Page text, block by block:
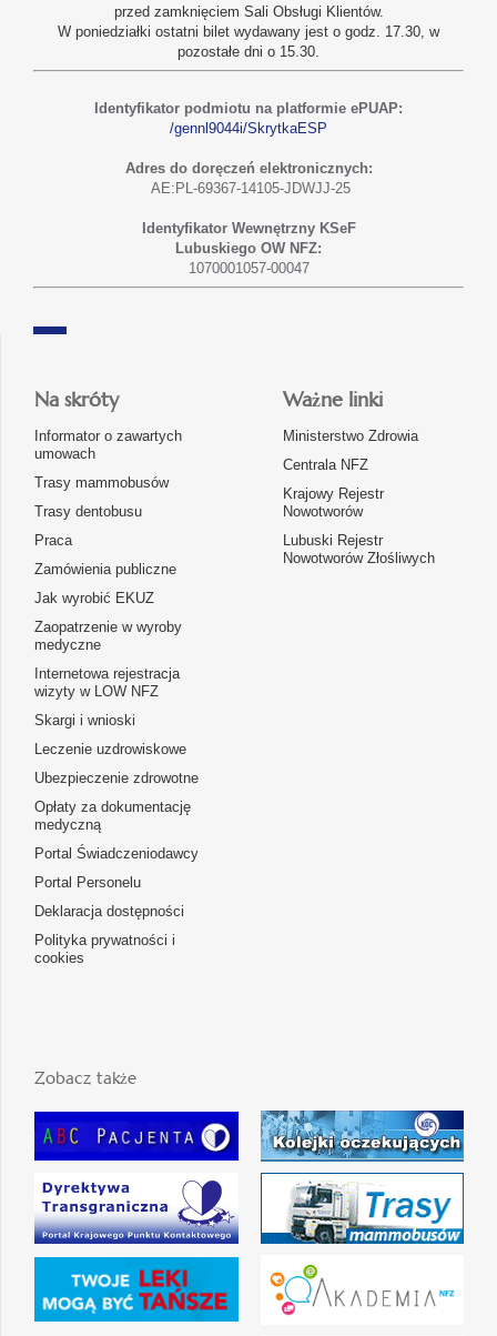
przed zamknięciem Sali Obsługi Klientów.
W poniedziałki ostatni bilet wydawany jest o godz. 17.30, w
pozostałe dni o 15.30.
Identyfikator podmiotu na platformie ePUAP:
/gennl9044i/SkrytkaESP
Adres do doręczeń elektronicznych:
AE:PL-69367-14105-JDWJJ-25
Identyfikator Wewnętrzny KSeF
Lubuskiego OW NFZ:
1070001057-00047
Na skróty
Informator o zawartych
umowach
Trasy mammobusów
Trasy dentobusu
Praca
Zamówienia publiczne
Jak wyrobić EKUZ
Zaopatrzenie w wyroby
medyczne
Internetowa rejestracja
wizyty w LOW NFZ
Skargi i wnioski
Leczenie uzdrowiskowe
Ubezpieczenie zdrowotne
Opłaty za dokumentację
medyczną
Portal Świadczeniodawcy
Portal Personelu
Deklaracja dostępności
Polityka prywatności i
cookies
Ważne linki
Ministerstwo Zdrowia
Centrala NFZ
Krajowy Rejestr
Nowotworów
Lubuski Rejestr
Nowotworów Złośliwych
Zobacz także